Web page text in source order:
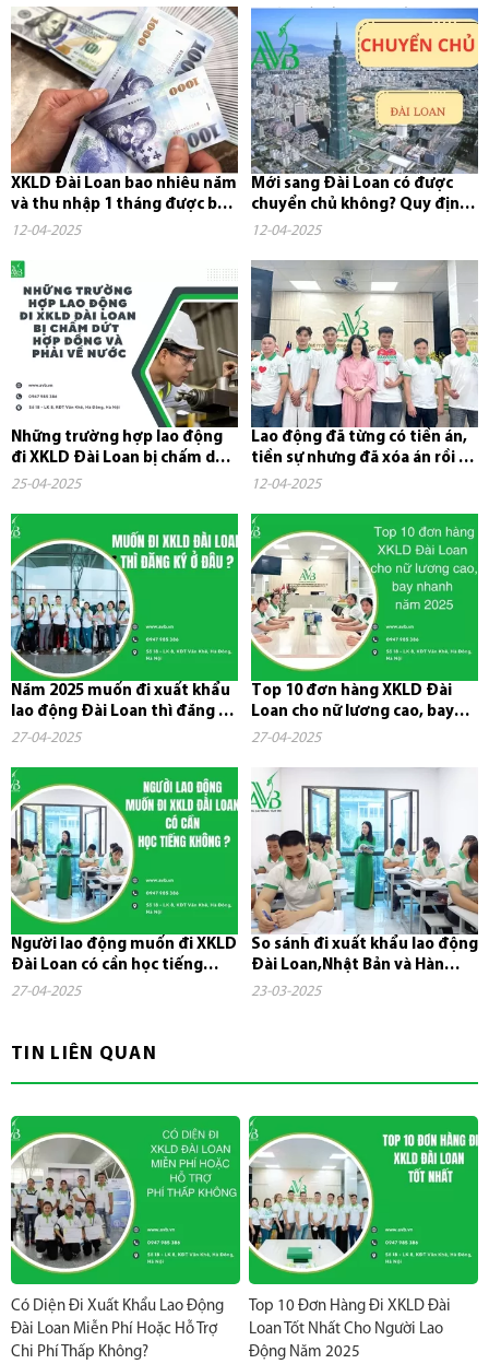
XKLD Đài Loan bao nhiêu năm
và thu nhập 1 tháng được bao
nhiêu tiền?
12-04-2025
Mới sang Đài Loan có được
chuyển chủ không? Quy định,
chi phí và những điều cần...
12-04-2025
Những trường hợp lao động
đi XKLD Đài Loan bị chấm dứt
hợp đồng và phải về nước
25-04-2025
Lao động đã từng có tiền án,
tiền sự nhưng đã xóa án rồi có
đi xuất khẩu lao...
12-04-2025
Năm 2025 muốn đi xuất khẩu
lao động Đài Loan thì đăng ký
ở đâu?
27-04-2025
Top 10 đơn hàng XKLD Đài
Loan cho nữ lương cao, bay
nhanh năm 2025
27-04-2025
Người lao động muốn đi XKLD
Đài Loan có cần học tiếng
không?
27-04-2025
So sánh đi xuất khẩu lao động
Đài Loan,Nhật Bản và Hàn
Quốc
23-03-2025
TIN LIÊN QUAN
Có Diện Đi Xuất Khẩu Lao Động
Đài Loan Miễn Phí Hoặc Hỗ Trợ
Chi Phí Thấp Không?
Top 10 Đơn Hàng Đi XKLD Đài
Loan Tốt Nhất Cho Người Lao
Động Năm 2025